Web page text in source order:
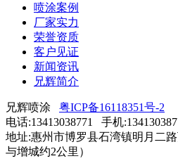
喷涂案例
厂家实力
荣誉资质
客户见证
新闻资讯
兄辉简介
兄辉喷涂 粤ICP备16118351号-2
电话:13413038771 手机
地址:惠州市博罗县石湾镇明月二
与增城约2公里）